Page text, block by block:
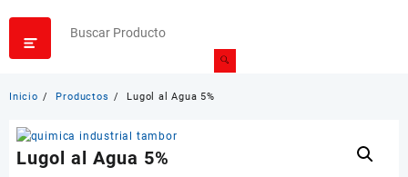
Inicio Productos Lugol al Agua 5%
Lugol al Agua 5%